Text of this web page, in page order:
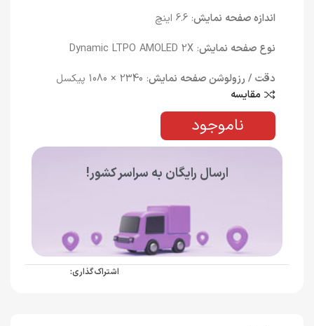
اندازه صفحه نمایش: 6.6 اینچ
نوع صفحه نمایش: Dynamic LTPO AMOLED 2X
دقت / رزولوشن صفحه نمایش: 2340 × 1080 پیکسل
مقایسه
ناموجود
ارسال رایگان به سراسر کشور!
اشتراک گذاری: